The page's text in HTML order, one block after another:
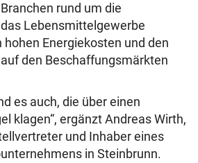
rund um die
Lebensmittelgewerbe
hohen Energiekosten und den
den Beschaffungsmärkten
es auch, die über einen
klagen“, ergänzt Andreas Wirth,
und Inhaber eines
in Steinbrunn.